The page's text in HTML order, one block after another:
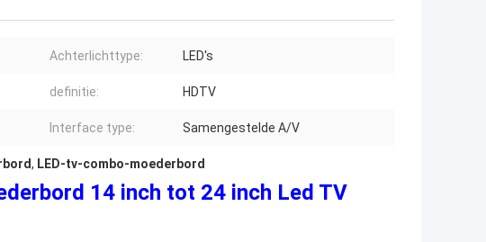
Achterlichttype: LED's
definitie: HDTV
Interface type: Samengestelde A/V
, LED-tv-combo-moederbord
14 inch tot 24 inch Led TV